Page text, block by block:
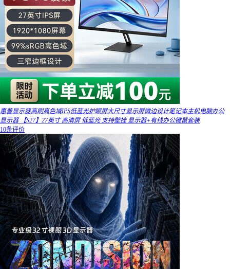
惠普显示器高刷高色域IPS低蓝光护眼屏大尺寸显示屏微边设计笔记本主机电脑办公
显示器 【S27】27英寸 高清屏 低蓝光 支持壁挂 显示器+有线办公键鼠套装
10条评价